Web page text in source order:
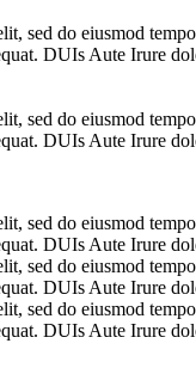
sed do eiusmod
DUIs Aute Irure
sed do eiusmod
DUIs Aute Irure
sed do eiusmod
DUIs Aute Irure
sed do eiusmod
DUIs Aute Irure
sed do eiusmod
DUIs Aute Irure